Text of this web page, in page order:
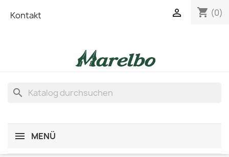
Kontakt shopping_cart (0)

search
MENÜ